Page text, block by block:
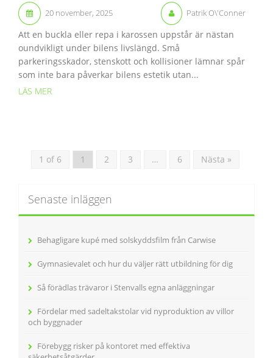
20 november, 2025 Patrik O\'Conner
Att en buckla eller repa i karossen uppstår är nästan
oundvikligt under bilens livslängd. Små
parkeringsskador, stenskott och kollisioner lämnar spår
som inte bara påverkar bilens estetik utan...
LÄS MER
1 of 6 1 2 3 … 6 Nästa »
Senaste inläggen
Behagligare kupé med solskyddsfilm från Carwise
Gymnasievalet och hur du väljer rätt utbildning för dig
Så förädlas trävaror i Stenvalls egna anläggningar
Fördelar med sadeltakstolar vid nyproduktion av villor
och byggnader
Förebygg risker på kontoret med effektiva